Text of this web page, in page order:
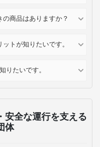
商品はありますか？
トが知りたいです。
りたいです。
安全な運行を支える
体